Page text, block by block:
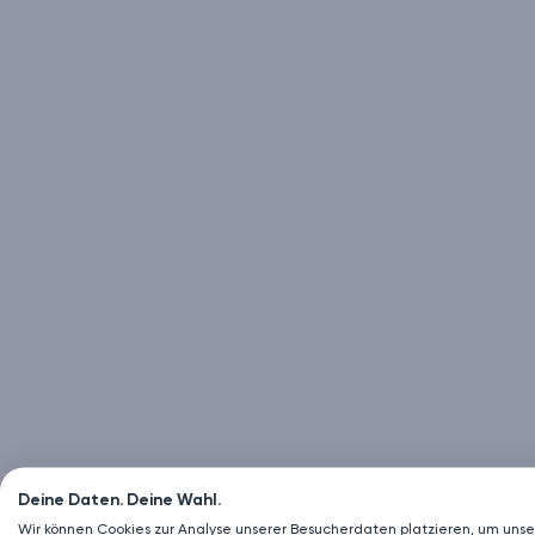
Deine Daten. Deine Wahl.
Wir können Cookies zur Analyse unserer Besucherdaten platzieren, um